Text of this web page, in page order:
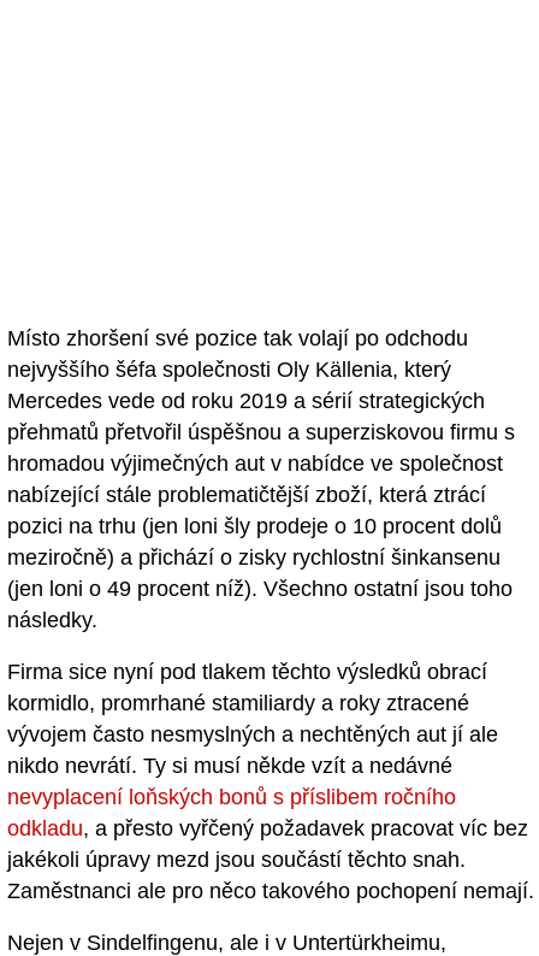
Místo zhoršení své pozice tak volají po odchodu
nejvyššího šéfa společnosti Oly Källenia, který
Mercedes vede od roku 2019 a sérií strategických
přehmatů přetvořil úspěšnou a superziskovou firmu s
hromadou výjimečných aut v nabídce ve společnost
nabízející stále problematičtější zboží, která ztrácí
pozici na trhu (jen loni šly prodeje o 10 procent dolů
meziročně) a přichází o zisky rychlostní šinkansenu
(jen loni o 49 procent níž). Všechno ostatní jsou toho
následky.
Firma sice nyní pod tlakem těchto výsledků obrací
kormidlo, promrhané stamiliardy a roky ztracené
vývojem často nesmyslných a nechtěných aut jí ale
nikdo nevrátí. Ty si musí někde vzít a nedávné
nevyplacení loňských bonů s příslibem ročního
odkladu, a přesto vyřčený požadavek pracovat víc bez
jakékoli úpravy mezd jsou součástí těchto snah.
Zaměstnanci ale pro něco takového pochopení nemají.
Nejen v Sindelfingenu, ale i v Untertürkheimu,